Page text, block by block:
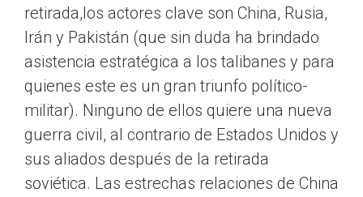
retirada,los actores clave son China, Rusia,
Irán y Pakistán (que sin duda ha brindado
asistencia estratégica a los talibanes y para
quienes este es un gran triunfo político-
militar). Ninguno de ellos quiere una nueva
guerra civil, al contrario de Estados Unidos y
sus aliados después de la retirada
soviética. Las estrechas relaciones de China